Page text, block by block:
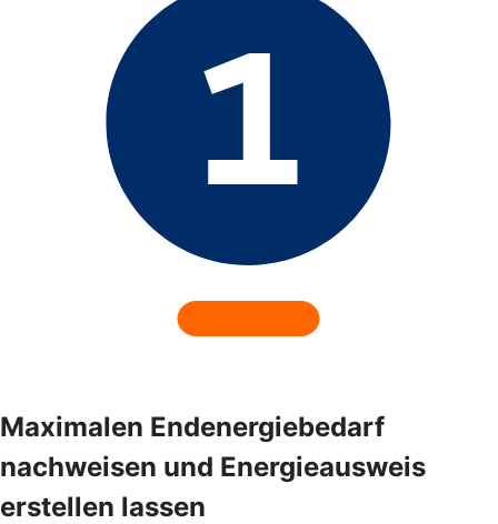
Maximalen Endenergiebedarf
nachweisen und Energieausweis
erstellen lassen